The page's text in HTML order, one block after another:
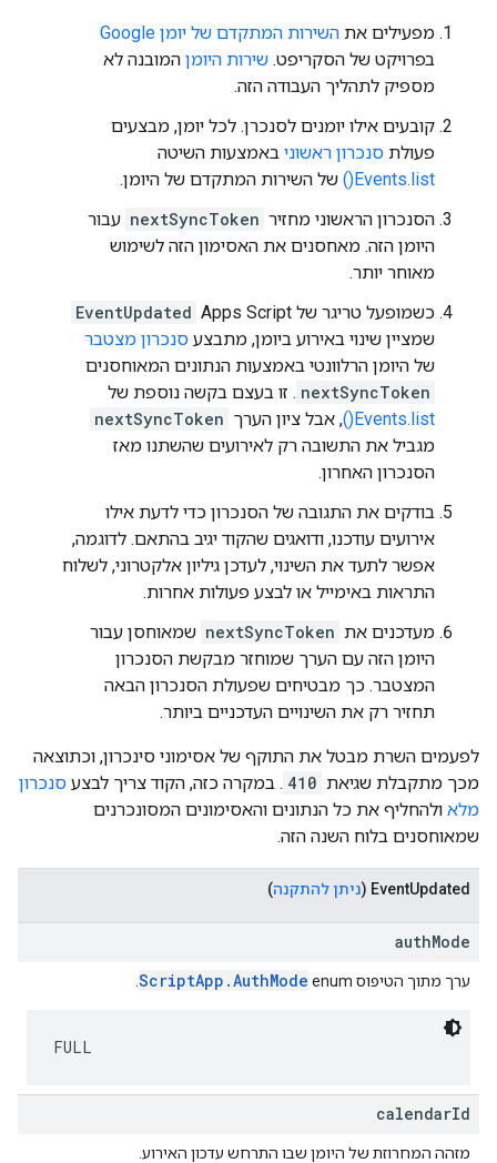
מפעילים את השירות המתקדם של יומן Google
בפרויקט של הסקריפט. שירות היומן המובנה לא
מספיק לתהליך העבודה הזה.
קובעים אילו יומנים לסנכרן. לכל יומן, מבצעים
פעולת סנכרון ראשוני באמצעות השיטה
Events.list()
של השירות המתקדם של היומן.
הסנכרון הראשוני מחזיר nextSyncToken עבור
היומן הזה. מאחסנים את האסימון הזה לשימוש
מאוחר יותר.
כשמופעל טריגר של Apps Script
EventUpdated
שמציין שינוי באירוע ביומן, מתבצע סנכרון מצטבר
של היומן הרלוונטי באמצעות הנתונים המאוחסנים
nextSyncToken . זו בעצם בקשה נוספת של
Events.list() , אבל ציון הערך nextSyncToken
מגביל את התשובה רק לאירועים שהשתנו מאז
הסנכרון האחרון.
בודקים את התגובה של הסנכרון כדי לדעת אילו
אירועים עודכנו, ודואגים שהקוד יגיב בהתאם. לדוגמה,
אפשר לתעד את השינוי, לעדכן גיליון אלקטרוני, לשלוח
התראות באימייל או לבצע פעולות אחרות.
מעדכנים את nextSyncToken שמאוחסן עבור
היומן הזה עם הערך שמוחזר מבקשת הסנכרון
המצטבר. כך מבטיחים שפעולת הסנכרון הבאה
תחזיר רק את השינויים העדכניים ביותר.
לפעמים השרת מבטל את התוקף של אסימוני סינכרון, וכתוצאה
מכך מתקבלת שגיאת 410 . במקרה כזה, הקוד צריך לבצע סנכרון
מלא ולהחליף את כל הנתונים והאסימונים המסונכרנים
שמאוחסנים בלוח השנה הזה.
EventUpdated
(ניתן להתקנה)
authMode
ערך מתוך הטיפוס enum‏ ScriptApp.AuthMode
FULL
calendarId
מזהה המחרוזת של היומן שבו התרחש עדכון האירוע.